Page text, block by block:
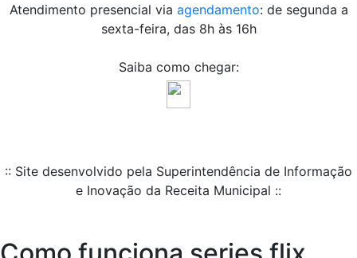
Atendimento presencial via agendamento: de segunda a
sexta-feira, das 8h às 16h
Saiba como chegar:
:: Site desenvolvido pela Superintendência de Informação
e Inovação da Receita Municipal ::